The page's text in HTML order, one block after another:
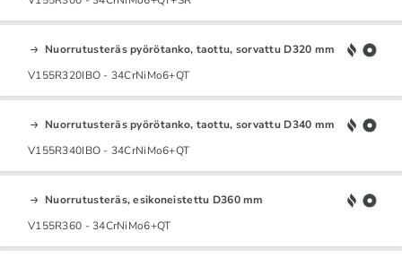
Nuorrutusteräs pyörötanko, taottu, sorvattu D320 mm
V155R320IBO - 34CrNiMo6+QT
Nuorrutusteräs pyörötanko, taottu, sorvattu D340 mm
V155R340IBO - 34CrNiMo6+QT
Nuorrutusteräs, esikoneistettu D360 mm
V155R360 - 34CrNiMo6+QT